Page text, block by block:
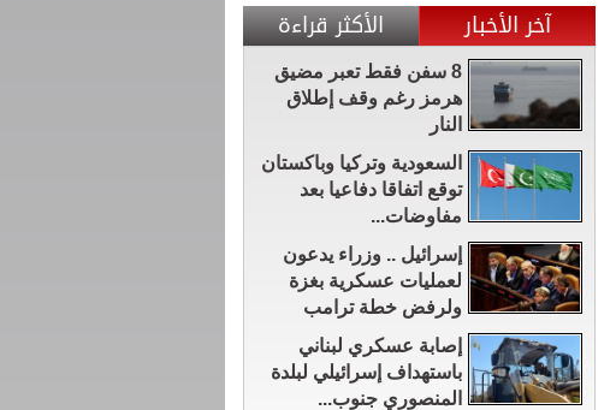
آخر الأخبار الأكثر قراءة
8 سفن فقط تعبر مضيق
هرمز رغم وقف إطلاق
النار
السعودية وتركيا وباكستان
توقع اتفاقا دفاعيا بعد
مفاوضات...
إسرائيل .. وزراء يدعون
لعمليات عسكرية بغزة
ولرفض خطة ترامب
إصابة عسكري لبناني
باستهداف إسرائيلي لبلدة
المنصوري جنوب...